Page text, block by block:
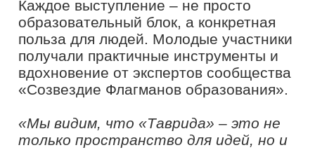
формирует экспертное сообщество
«Созвездие Флагманов образования»
–объединение неравнодушных,
сильных и созидательных людей,
готовых передавать опыт,
вдохновлять и быть рядом там, где
это по-настоящему нужно»,–
отметил руководитель проекта
президентской платформой «Россия –
страна возможностей»Артем